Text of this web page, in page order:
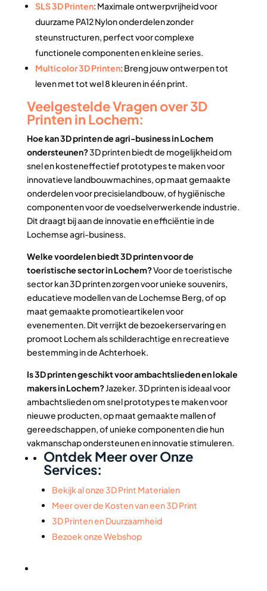
SLS 3D Printen: Maximale ontwerpvrijheid voor
duurzame PA12 Nylon onderdelen zonder
steunstructuren, perfect voor complexe
functionele componenten en kleine series.
Multicolor 3D Printen: Breng jouw ontwerpen tot
leven met tot wel 8 kleuren in één print.
Veelgestelde Vragen over 3D
Printen in Lochem:
Hoe kan 3D printen de agri-business in Lochem
ondersteunen?3D printen biedt de mogelijkheid om
snel en kosteneffectief prototypes te maken voor
innovatieve landbouwmachines, op maat gemaakte
onderdelen voor precisielandbouw, of hygiënische
componenten voor de voedselverwerkende industrie.
Dit draagt bij aan de innovatie en efficiëntie in de
Lochemse agri-business.
Welke voordelen biedt 3D printen voor de
toeristische sector in Lochem?Voor de toeristische
sector kan 3D printen zorgen voor unieke souvenirs,
educatieve modellen van de Lochemse Berg, of op
maat gemaakte promotieartikelen voor
evenementen. Dit verrijkt de bezoekerservaring en
promoot Lochem als schilderachtige en recreatieve
bestemming in de Achterhoek.
Is 3D printen geschikt voor ambachtslieden en lokale
makers in Lochem?Jazeker. 3D printen is ideaal voor
ambachtslieden om snel prototypes te maken voor
nieuwe producten, op maat gemaakte mallen of
gereedschappen, of unieke componenten die hun
vakmanschap ondersteunen en innovatie stimuleren.
Ontdek Meer over Onze
Services:
Bekijk al onze 3D Print Materialen
Meer over de Kosten van een 3D Print
3D Printen en Duurzaamheid
Bezoek onze Webshop